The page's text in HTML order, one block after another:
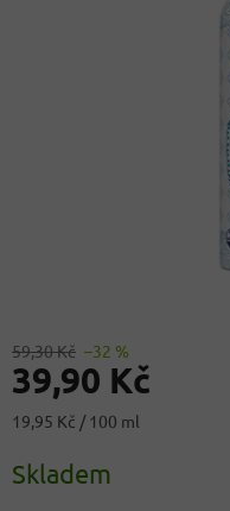
59,30 Kč –32 %
39,90 Kč
Měrná
19,95 Kč / 100 ml
Skladem